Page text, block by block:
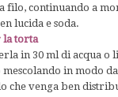
continuando a
lucida e soda.
la torta
in 30 ml di acqua o
in modo
che venga ben